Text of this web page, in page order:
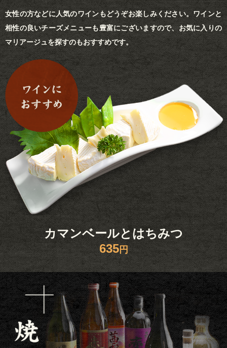
女性の方などに人気のワインもどうぞお楽しみください。ワインと
相性の良いチーズメニューも豊富にございますので、お気に入りの
マリアージュを探すのもおすすめです。
カマンベールとはちみつ
635円